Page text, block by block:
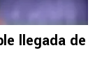
llegada de